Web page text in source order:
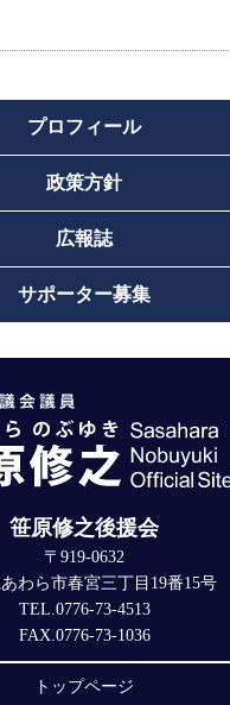
プロフィール
政策方針
広報誌
サポーター募集
笹原修之後援会
〒919-0632
わら市春宮三丁目19番15号
TEL.0776-73-4513
FAX.0776-73-1036
トップページ